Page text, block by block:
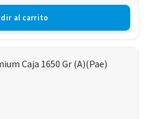
al carrito